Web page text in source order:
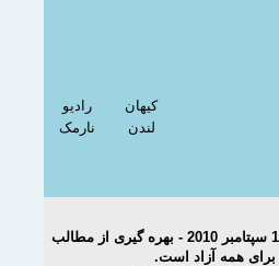
رادیو
نارمک
نهاد مردمی - آعاز به کار: 12 سپتامبر 2010 - بهره گیری از مطالب
آزاد است.